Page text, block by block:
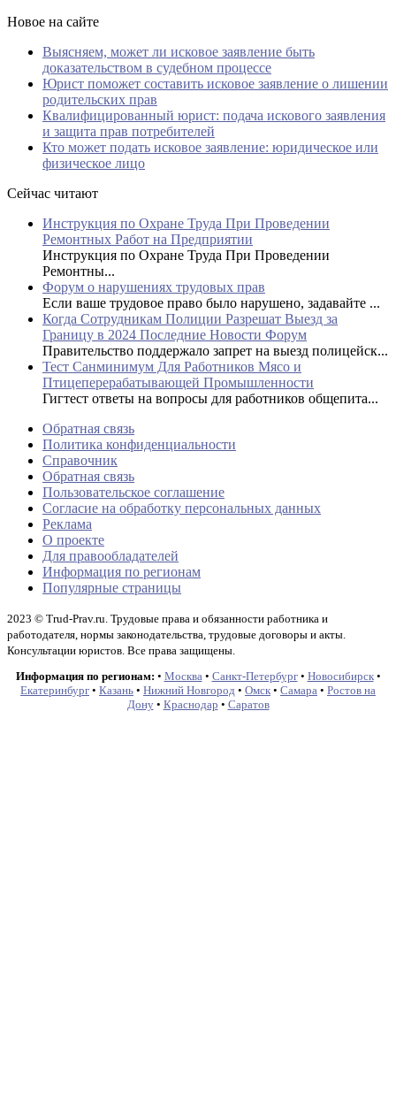
Новое на сайте
Выясняем, может ли исковое заявление быть
доказательством в судебном процессе
Юрист поможет составить исковое заявление о лишении
родительских прав
Квалифицированный юрист: подача искового заявления
и защита прав потребителей
Кто может подать исковое заявление: юридическое или
физическое лицо
Сейчас читают
Инструкция по Охране Труда При Проведении
Ремонтных Работ на Предприятии
Инструкция по Охране Труда При Проведении
Ремонтны...
Форум о нарушениях трудовых прав
Если ваше трудовое право было нарушено, задавайте ...
Когда Сотрудникам Полиции Разрешат Выезд за
Границу в 2024 Последние Новости Форум
Правительство поддержало запрет на выезд полицейск...
Тест Санминимум Для Работников Мясо и
Птицеперерабатывающей Промышленности
Гигтест ответы на вопросы для работников общепита...
Обратная связь
Политика конфиденциальности
Справочник
Обратная связь
Пользовательское соглашение
Согласие на обработку персональных данных
Реклама
О проекте
Для правообладателей
Информация по регионам
Популярные страницы
2023 © Trud-Prav.ru. Трудовые права и обязанности работника и
работодателя, нормы законодательства, трудовые договоры и акты.
Консультации юристов. Все права защищены.
Информация по регионам: • Москва• Санкт-Петербург• Новосибирск•
Екатеринбург • Казань • Нижний Новгород • Омск • Самара • Ростов на
Дону• Краснодар • Саратов